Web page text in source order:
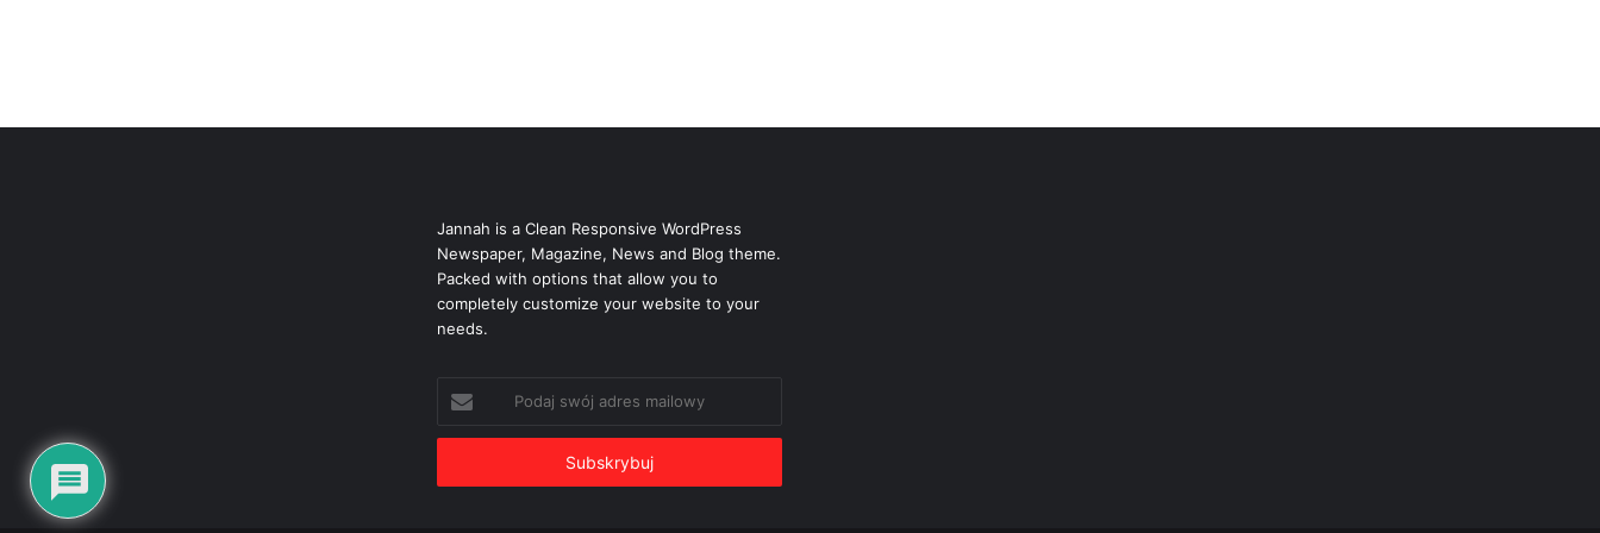
Jannah is a Clean Responsive WordPress
Newspaper, Magazine, News and Blog theme.
Packed with options that allow you to
completely customize your website to your
needs.
Podaj
swój
adres